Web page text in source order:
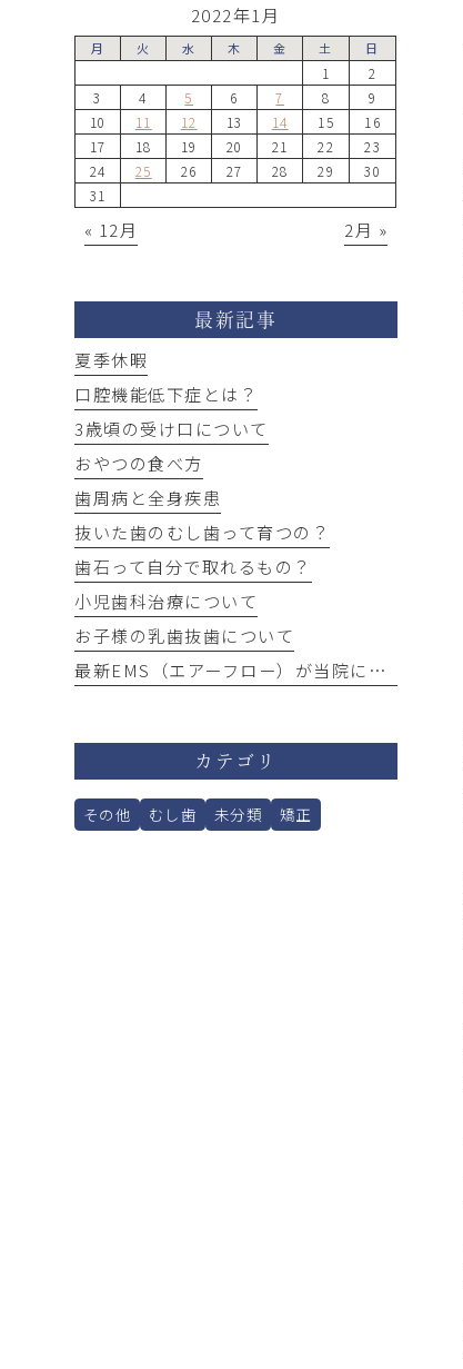
2022年1月
月 火 水 木 金 土 日
1
2
3
4 5 6 7 8
9
10
11 12 13 14 15
16
17
18 19 20 21 22
23
24
25 26 27 28 29
30
31
« 12月 2月 »
最新記事
夏季休暇
口腔機能低下症とは？
3歳頃の受け口について
おやつの食べ方
歯周病と全身疾患
抜いた歯のむし歯って育つの？
歯石って自分で取れるもの？
小児歯科治療について
お子様の乳歯抜歯について
最新EMS（エアーフロー）が当院にやってきました！
カテゴリ
その他 むし歯 未分類 矯正